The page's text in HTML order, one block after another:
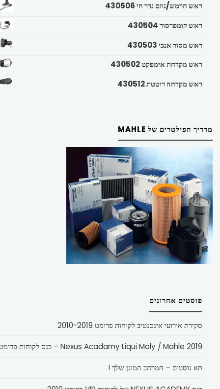
ראש חרמש/גוזם גדר חי 430506
ראש קומפרסור 430504
ראש מסור אנכי 430503
ראש מקדחת אימפקט 430502
ראש מקדחה רוטטת 430512
מדריך הפילטרים של MAHLE
פוסטים אחרונים
סקירת אירועי אינסנטיב לקוחות פרומט 2010-2019
Nexus Acadamy Liqui Moly / Mahle 2019 – כנס לקוחות פרומט
תא נוסעים – המרחב המוגן שלך !